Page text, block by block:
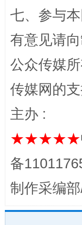
“蜀中异人”
七、参与
有意见请
公众传媒
传媒网的
主办 :
★★★★★
备
制作采编